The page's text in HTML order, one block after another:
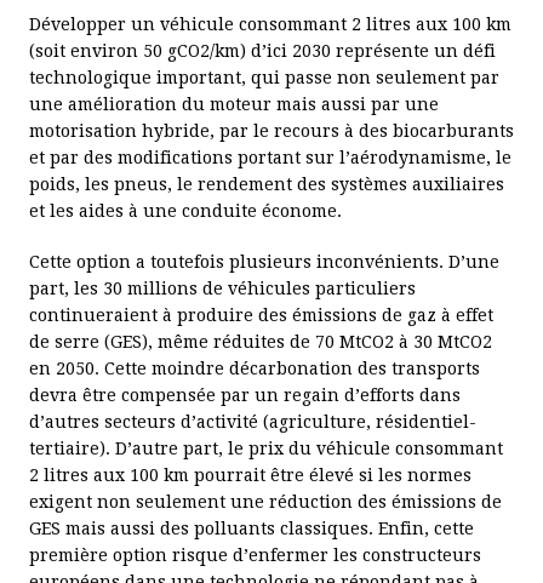
en service avant 2000 (vingt fois plus émetteur de particules
que les diesels neufs actuels).
8. Corrigée de l’effet météorologique, la consom- mation en
France métro- politaine a été de 476,3 TWh en 2015 (source
RTE). La France a exporté 91,3 TWh vers les pays voisins et
importé 29,6 TWh.
9. Cette gestion intelligente devra être protégée contre les
cyberattaques, notam- ment celle qui déclencherait la
recharge de toutes les batteries en même temps pour
provoquer la chute du réseau.
Développer un véhicule consommant 2 litres aux 100 km
(soit environ 50 gCO2/km) d’ici 2030 représente un défi
technologique important, qui passe non seulement par
une amélioration du moteur mais aussi par une
motorisation hybride, par le recours à des biocarburants
et par des modifications portant sur l’aérodynamisme, le
poids, les pneus, le rendement des systèmes auxiliaires
et les aides à une conduite économe.
Cette option a toutefois plusieurs inconvénients. D’une
part, les 30 millions de véhicules particuliers
continueraient à produire des émissions de gaz à effet
de serre (GES), même réduites de 70 MtCO2 à 30 MtCO2
en 2050. Cette moindre décarbonation des transports
devra être compensée par un regain d’efforts dans
d’autres secteurs d’activité (agriculture, résidentiel-
tertiaire). D’autre part, le prix du véhicule consommant
2 litres aux 100 km pourrait être élevé si les normes
exigent non seulement une réduction des émissions de
GES mais aussi des polluants classiques. Enfin, cette
première option risque d’enfermer les constructeurs